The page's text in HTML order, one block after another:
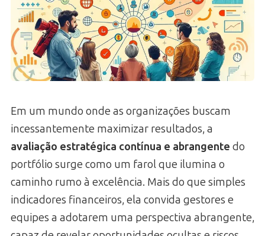
Em um mundo onde as organizações buscam
incessantemente maximizar resultados, a
avaliação estratégica contínua e abrangente do
portfólio surge como um farol que ilumina o
caminho rumo à excelência. Mais do que simples
indicadores financeiros, ela convida gestores e
equipes a adotarem uma perspectiva abrangente,